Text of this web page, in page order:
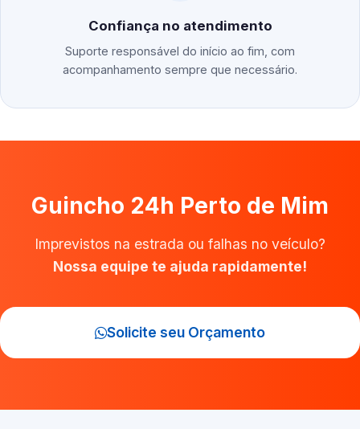
Confiança no atendimento
Suporte responsável do início ao fim, com
acompanhamento sempre que necessário.
Guincho 24h Perto de Mim
Imprevistos na estrada ou falhas no veículo?
Nossa equipe te ajuda rapidamente!
Solicite seu Orçamento